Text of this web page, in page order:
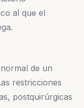
al que el
de un
restricciones
postquirúrgicas